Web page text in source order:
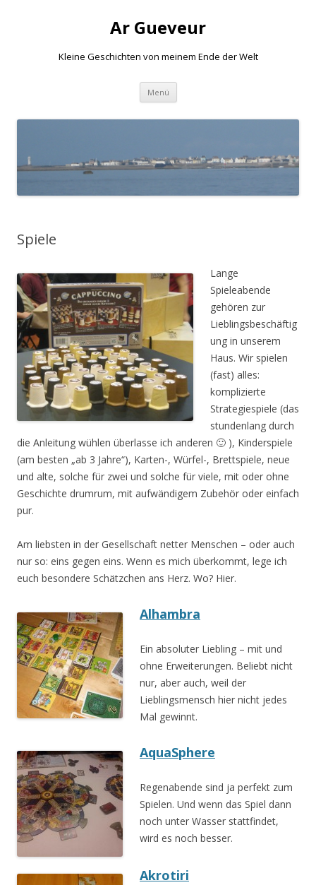
Ar Gueveur
Kleine Geschichten von meinem Ende der Welt
Menü Springe
Inhalt
Spiele
Lange
Spieleabende
gehören zur
Lieblingsbeschäftig
ung in unserem
Haus. Wir spielen
(fast) alles:
komplizierte
Strategiespiele (das
stundenlang durch
die Anleitung wühlen überlasse ich anderen 🙂 ), Kinderspiele
(am besten „ab 3 Jahre“), Karten-, Würfel-, Brettspiele, neue
und alte, solche für zwei und solche für viele, mit oder ohne
Geschichte drumrum, mit aufwändigem Zubehör oder einfach
pur.
Am liebsten in der Gesellschaft netter Menschen – oder auch
nur so: eins gegen eins. Wenn es mich überkommt, lege ich
euch besondere Schätzchen ans Herz. Wo? Hier.
Alhambra
Ein absoluter Liebling – mit und
ohne Erweiterungen. Beliebt nicht
nur, aber auch, weil der
Lieblingsmensch hier nicht jedes
Mal gewinnt.
AquaSphere
Regenabende sind ja perfekt zum
Spielen. Und wenn das Spiel dann
noch unter Wasser stattfindet,
wird es noch besser.
Akrotiri